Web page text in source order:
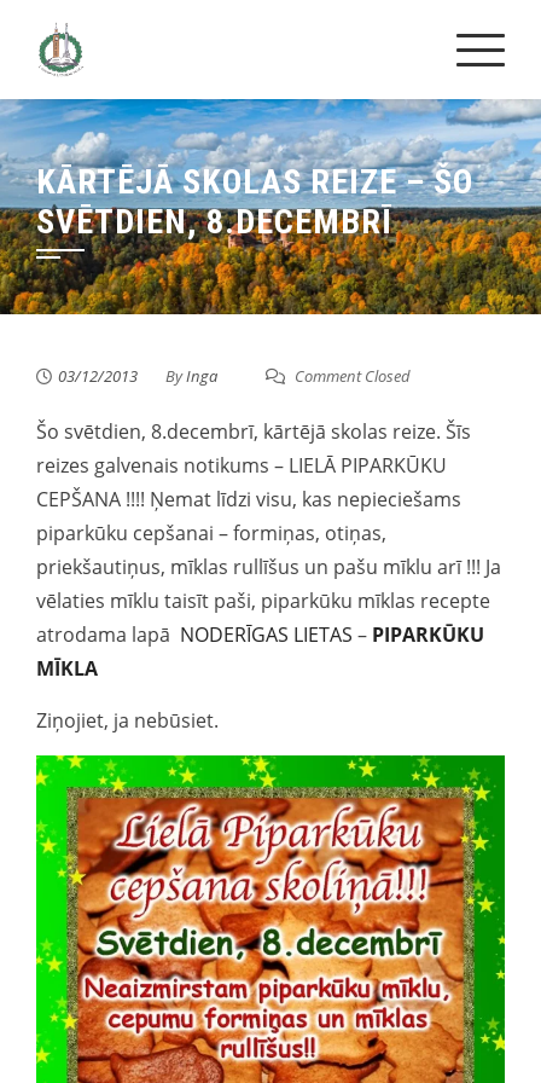
content
KĀRTĒJĀ SKOLAS REIZE – ŠO
SVĒTDIEN, 8.DECEMBRĪ
03/12/2013 ByInga Comment Closed
Šo svētdien, 8.decembrī, kārtējā skolas reize. Šīs
reizes galvenais notikums – LIELĀ PIPARKŪKU
CEPŠANA !!!! Ņemat līdzi visu, kas nepieciešams
piparkūku cepšanai – formiņas, otiņas,
priekšautiņus, mīklas rullīšus un pašu mīklu arī !!! Ja
vēlaties mīklu taisīt paši, piparkūku mīklas recepte
atrodama lapā NODERĪGAS LIETAS – PIPARKŪKU
MĪKLA
Ziņojiet, ja nebūsiet.